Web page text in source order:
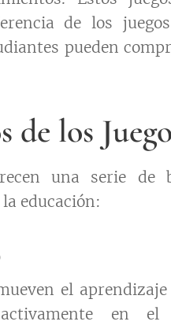
de los
pueden
de los
una serie de
educación:
el
en